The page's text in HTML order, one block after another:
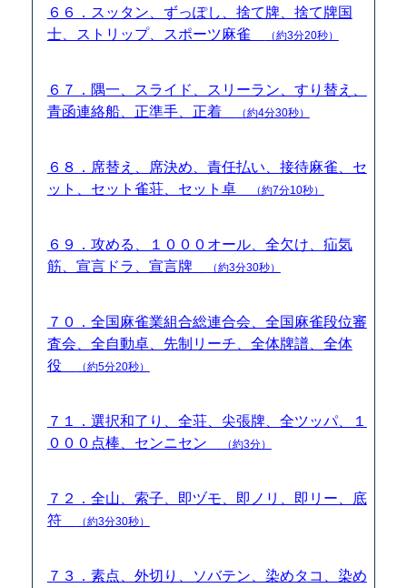
６６．スッタン、ずっぽし、捨て牌、捨て牌国
士、ストリップ、スポーツ麻雀
（約3分20秒）
６７．隅一、スライド、スリーラン、すり替え、
青函連絡船、正準手、正着
（約4分30秒）
６８．席替え、席決め、責任払い、接待麻雀、セ
ット、セット雀荘、セット卓
（約7分10秒）
６９．攻める、１０００オール、全欠け、疝気
筋、宣言ドラ、宣言牌
（約3分30秒）
７０．全国麻雀業組合総連合会、全国麻雀段位審
査会、全自動卓、先制リーチ、全体牌譜、全体
役
（約5分20秒）
７１．選択和了り、全荘、尖張牌、全ツッパ、１
０００点棒、センニセン
（約3分）
７２．全山、索子、即ヅモ、即ノリ、即リー、底
符
（約3分30秒）
７３．素点、外切り、ソバテン、染めタコ、染め